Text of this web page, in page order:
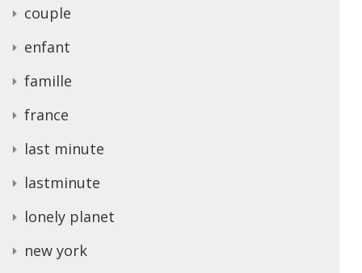
couple
enfant
famille
france
last minute
lastminute
lonely planet
new york